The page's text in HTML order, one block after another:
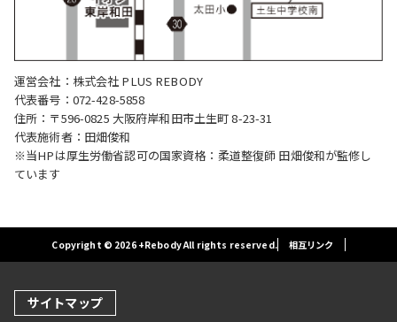
運営会社：株式会社 PLUS REBODY
代表番号：072-428-5858
住所：〒596-0825 大阪府岸和田市土生町 8-23-31
代表施術者：田畑俊和
※当HPは厚生労働省認可の国家資格：柔道整復師 田畑俊和が監修し
ています
Copyright © 2026 +Rebody All rights reserved. 相互リンク
サイトマップ